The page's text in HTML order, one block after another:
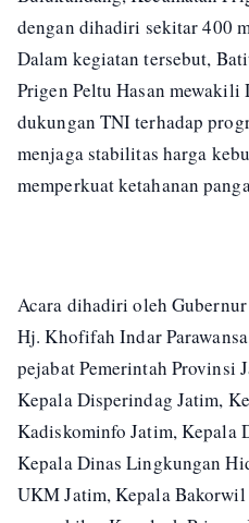
dengan dihadiri sekitar 400
Dalam kegiatan tersebut,
Prigen Peltu Hasan
dukungan TNI terhadap
menjaga stabilitas harga
memperkuat ketahanan
Acara dihadiri oleh
Hj. Khofifah Indar
pejabat Pemerintah Provinsi
Kepala Disperindag Jatim,
Kadiskominfo Jatim, Kepala
Kepala Dinas Lingkungan
UKM Jatim, Kepala